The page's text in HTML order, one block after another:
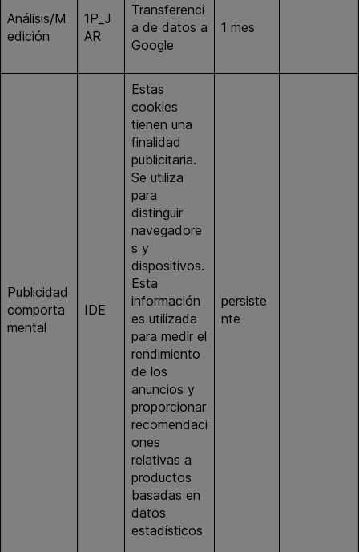
Análisis/M
edición
1P_J
AR
Transferenci
a de datos a
Google
1 mes
Publicidad
comporta
mental
IDE
Estas
cookies
tienen una
finalidad
publicitaria.
Se utiliza
para
distinguir
navegadore
s y
dispositivos.
Esta
información
es utilizada
para medir el
rendimiento
de los
anuncios y
proporcionar
recomendaci
ones
relativas a
productos
basadas en
datos
estadísticos
persiste
nte